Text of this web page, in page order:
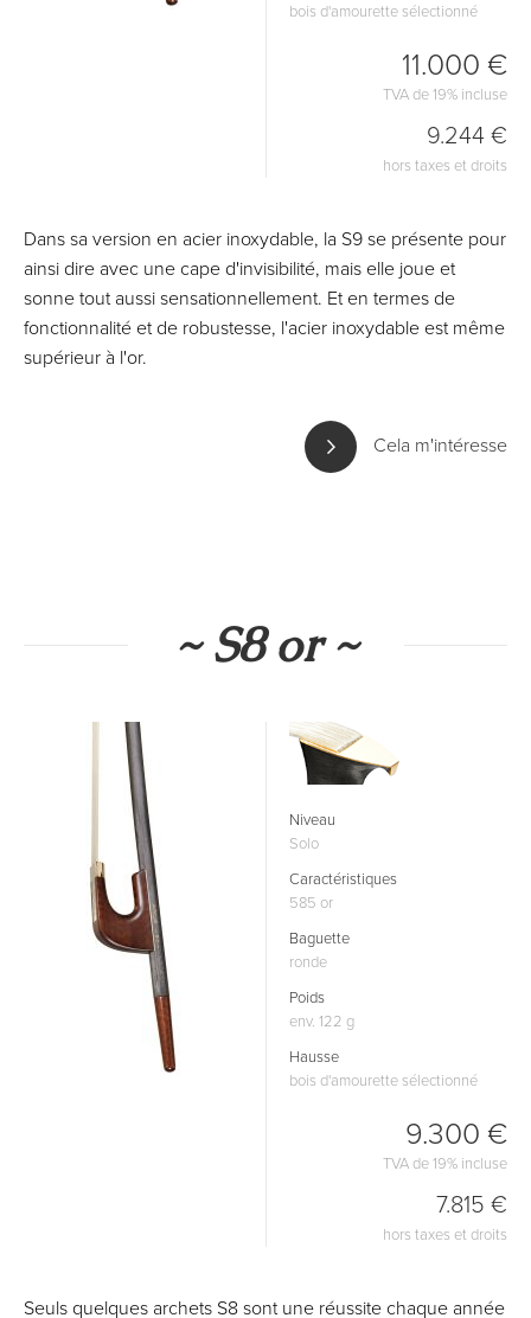
bois d'amourette sélectionné
11.000 €
TVA de 19% incluse
9.244 €
hors taxes et droits
Dans sa version en acier inoxydable, la S9 se présente pour
ainsi dire avec une cape d'invisibilité, mais elle joue et
sonne tout aussi sensationnellement. Et en termes de
fonctionnalité et de robustesse, l'acier inoxydable est même
supérieur à l'or.
Cela m'intéresse
~ S8 or ~
Niveau
Solo
Caractéristiques
585 or
Baguette
ronde
Poids
env. 122 g
Hausse
bois d'amourette sélectionné
9.300 €
TVA de 19% incluse
7.815 €
hors taxes et droits
Seuls quelques archets S8 sont une réussite chaque année